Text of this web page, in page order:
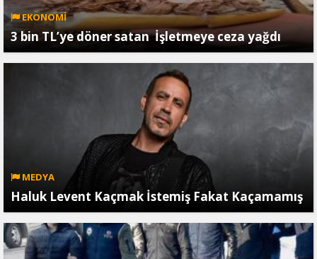
EKONOMİ
3 bin TL’ye döner satan İşletmeye ceza yağdı
MEDYA
Haluk Levent Kaçmak İstemiş Fakat Kaçamamış